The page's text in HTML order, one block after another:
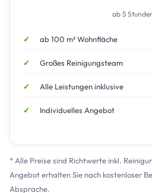
ab 5
ab 100 m² Wohnfläche
Großes Reinigungsteam
Alle Leistungen inklusive
Individuelles Angebot
* Alle Preise sind Richtwerte inkl.
Angebot erhalten Sie nach kostenloser
Absprache.